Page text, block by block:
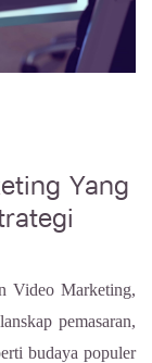
Yang
Video Marketing,
pemasaran,
budaya populer